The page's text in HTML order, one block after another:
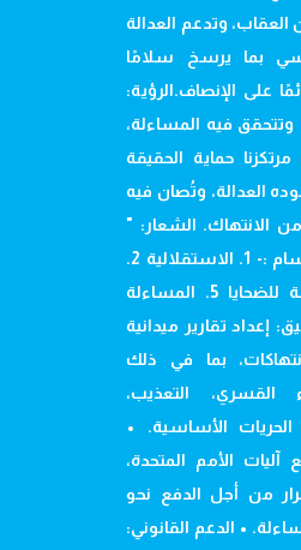
وتدعم العدالة
بما يرسخ سلامًا
على الإنصاف.الرؤية:
فيه المساءلة،
حماية الحقيقة
العدالة، وتُصان فيه
من الانتهاك. الشعار: "
من التوثيق إلى العدالة قيم سام :- 1. الاستقلالية 2.
المهنية 3. النزاهة 4. العدالة للضحايا 5. المساءلة
إعداد تقارير ميدانية
بما في ذلك
القسري، التعذيب،
الحريات الأساسية. •
آليات الأمم المتحدة،
من أجل الدفع نحو
• الدعم القانوني: